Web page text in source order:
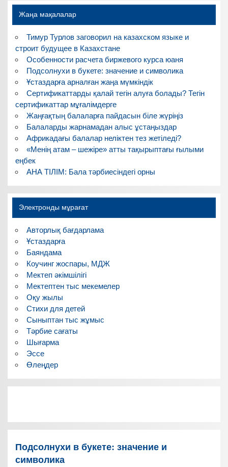
Жаңа мақалалар
Тимур Турлов заговорил на казахском языке и
строит будущее в Казахстане
Особенности расчета биржевого курса юаня
Подсолнухи в букете: значение и символика
Ұстаздарға арналған жаңа мүмкіндік
Сертификаттарды қалай тегін алуға болады? Тегін
сертификаттар мұғалімдерге
Жаңғақтың балаларға пайдасын біле жүріңіз
Балаларды жарнамадан алыс ұстаңыздар
Африкадағы балалар неліктен тез жетіледі?
«Менің атам – шежіре» атты тақырыптағы ғылыми
еңбек
АНА ТІЛІМ: Бала тәрбиесіндегі орны
Электронды мұрағат
Авторлық бағдарлама
Ұстаздарға
Баяндама
Коучинг жоспары, МДЖ
Мектеп әкімшілігі
Мектептен тыс мекемелер
Оқу жылы
Стихи для детей
Сыныптан тыс жұмыс
Тәрбие сағаты
Шығарма
Эссе
Өлеңдер
Подсолнухи в букете: значение и
символика